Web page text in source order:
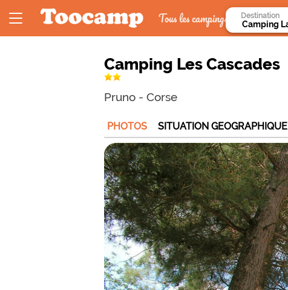
Tous les campings Destination
Camping Les Cascades
Pruno - Corse
PHOTOS SITUATION GEOGRAPHIQUE